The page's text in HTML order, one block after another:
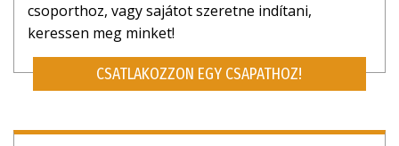
csoporthoz, vagy sajátot szeretne indítani,
keressen meg minket!
CSATLAKOZZON EGY CSAPATHOZ!